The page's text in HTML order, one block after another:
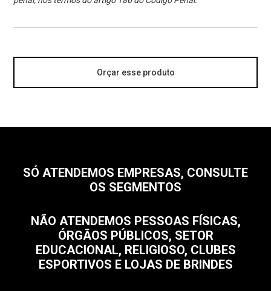
Orçar esse produto
SÓ ATENDEMOS EMPRESAS, CONSULTE
OS SEGMENTOS
NÃO ATENDEMOS PESSOAS FÍSICAS,
ÓRGÃOS PÚBLICOS, SETOR
EDUCACIONAL, RELIGIOSO, CLUBES
ESPORTIVOS E LOJAS DE BRINDES